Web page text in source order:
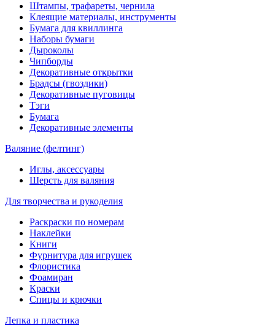
Штампы, трафареты, чернила
Клеящие материалы, инструменты
Бумага для квиллинга
Наборы бумаги
Дыроколы
Чипборды
Декоративные открытки
Брадсы (гвоздики)
Декоративные пуговицы
Тэги
Бумага
Декоративные элементы
Валяние (фелтинг)
Иглы, аксессуары
Шерсть для валяния
Для творчества и рукоделия
Раскраски по номерам
Наклейки
Книги
Фурнитура для игрушек
Флористика
Фоамиран
Краски
Спицы и крючки
Лепка и пластика